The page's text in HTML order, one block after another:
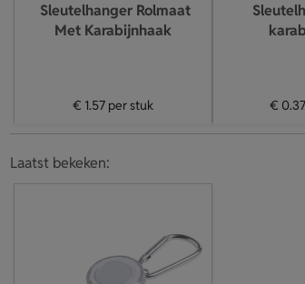
Sleutelhanger Rolmaat
Met Karabijnhaak
€ 1.57 per stuk € 0.37
Laatst bekeken: